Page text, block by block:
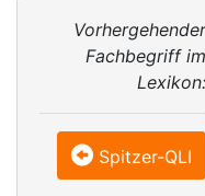
Vorhergehender
Fachbegriff im
Lexikon:
Spitzer-QLI